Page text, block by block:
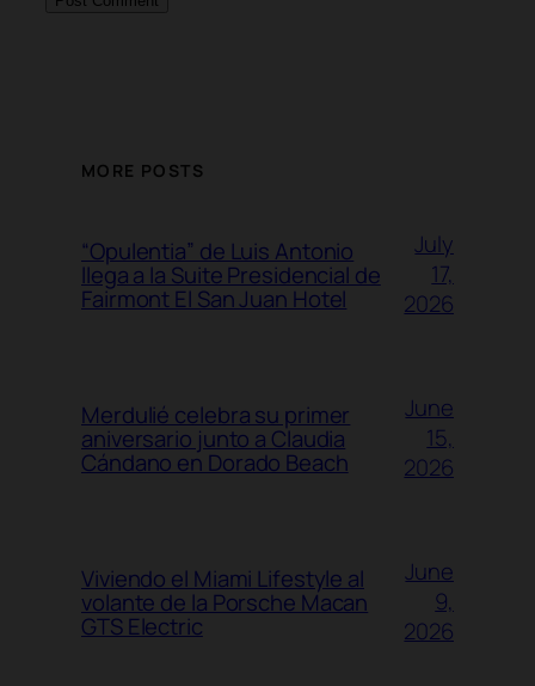
MORE POSTS
“Opulentia” de Luis Antonio
llega a la Suite Presidencial de
Fairmont El San Juan Hotel
July
17,
2026
Merdulié celebra su primer
aniversario junto a Claudia
Cándano en Dorado Beach
June
15,
2026
Viviendo el Miami Lifestyle al
volante de la Porsche Macan
GTS Electric
June
9,
2026